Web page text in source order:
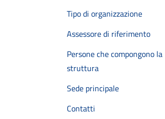
Tipo di organizzazione
Assessore di riferimento
Persone che compongono la
struttura
Sede principale
Contatti